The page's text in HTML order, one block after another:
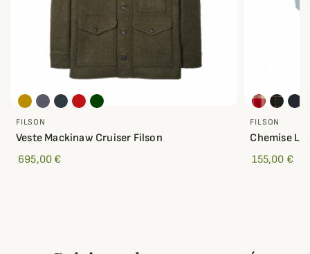
FILSON
Veste Mackinaw Cruiser Filson
695,00 €
FILSON
Chemise
155,00 €